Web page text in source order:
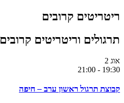
ריטריטים קרובים
תרגולים וריטריטים קרובים
אוג 2
19:30
-
21:00
קבוצת תרגול ראשון ערב – חיפה